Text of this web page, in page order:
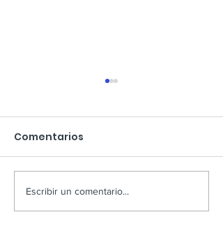
MÁS AVANCES DE OBRA
Comentarios
Escribir un comentario...